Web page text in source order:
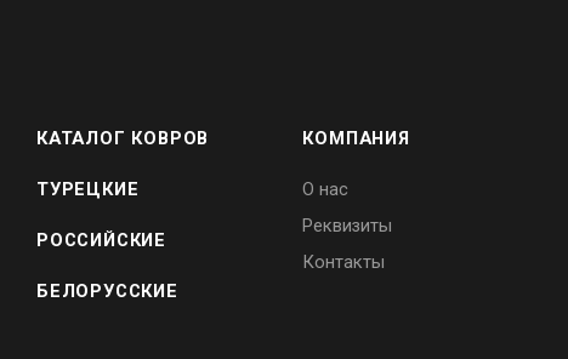
КАТАЛОГ КОВРОВ
ТУРЕЦКИЕ
РОССИЙСКИЕ
БЕЛОРУССКИЕ
КОМПАНИЯ
О нас
Реквизиты
Контакты